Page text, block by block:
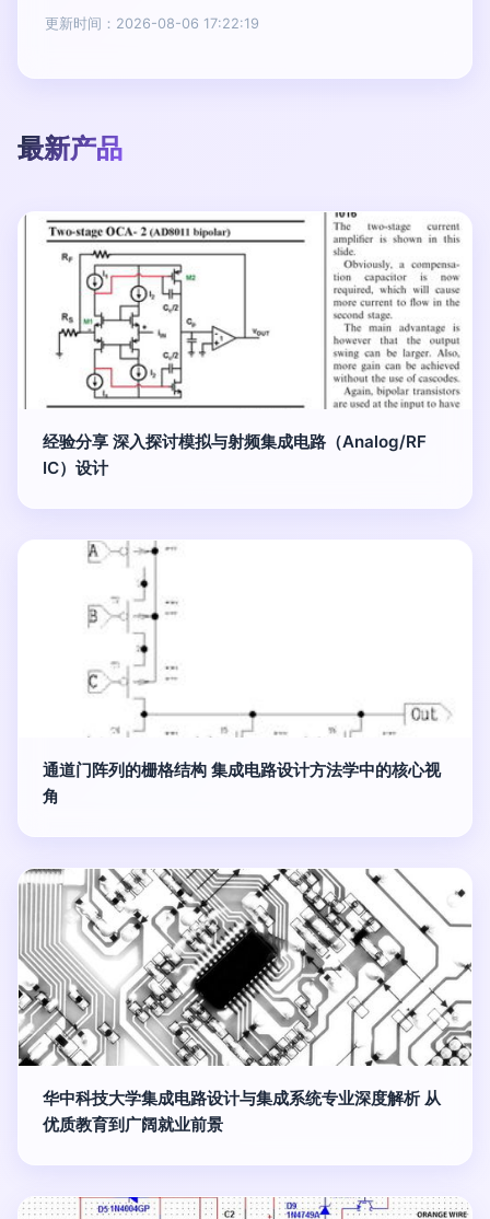
更新时间：2026-08-06 17:22:19
最新产品
经验分享 深入探讨模拟与射频集成电路（Analog/RF
IC）设计
通道门阵列的栅格结构 集成电路设计方法学中的核心视
角
华中科技大学集成电路设计与集成系统专业深度解析 从
优质教育到广阔就业前景